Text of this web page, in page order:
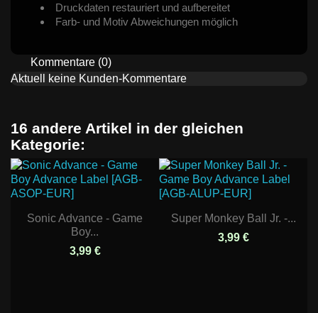
Druckdaten restauriert und aufbereitet
Farb- und Motiv Abweichungen möglich
Kommentare (0)
Aktuell keine Kunden-Kommentare
16 andere Artikel in der gleichen
Kategorie:
Sonic Advance - Game
Boy...
3,99 €
Super Monkey Ball Jr. -...
3,99 €